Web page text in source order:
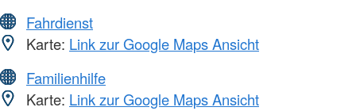
Fahrdienst
Karte: Link zur Google Maps Ansicht
Familienhilfe
Karte: Link zur Google Maps Ansicht